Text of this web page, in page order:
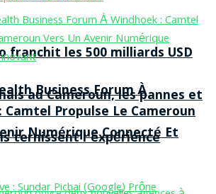
franchit les 500 milliards USD
au Cameroun, les pannes et
ternissent l’expérience
Business Forum À
Camtel Propulse Le Cameroun
Numérique Connecté Et